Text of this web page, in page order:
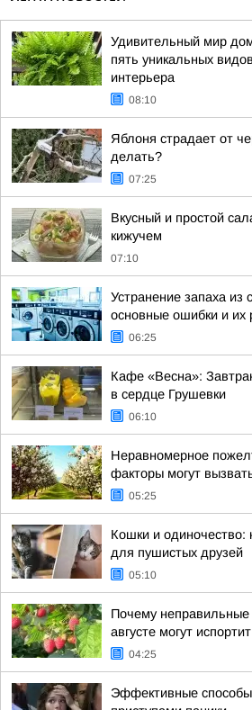
Удивительный мир
пять уникальных
интерьера
08:10
Яблоня страдает от
делать?
07:25
Вкусный и простой
кижучем
07:10
Устранение запаха
основные ошибки и их
06:25
Кафе «Весна»:
в сердце Грушевки
06:10
Неравномерное
факторы могут
05:25
Кошки и одиночество:
для пушистых друзей
05:10
Почему
августе могут
04:25
Эффективные способы